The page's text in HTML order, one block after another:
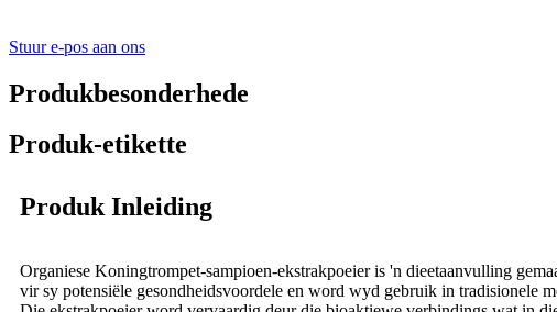
Stuur e-pos aan ons
Produkbesonderhede
Produk-etikette
Produk Inleiding
Organiese Koningtrompet-sampioen-ekstrakpoeier is 'n dieetaanvulling
vir sy potensiële gesondheidsvoordele en word wyd gebruik in tradisionele